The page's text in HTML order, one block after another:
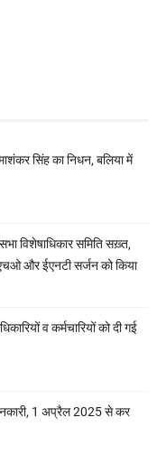
सिंह का निधन, बलिया में
विशेषाधिकार समिति सख़्त,
और ईएनटी सर्जन को किया
व कर्मचारियों को दी गई
1 अप्रैल 2025 से कर